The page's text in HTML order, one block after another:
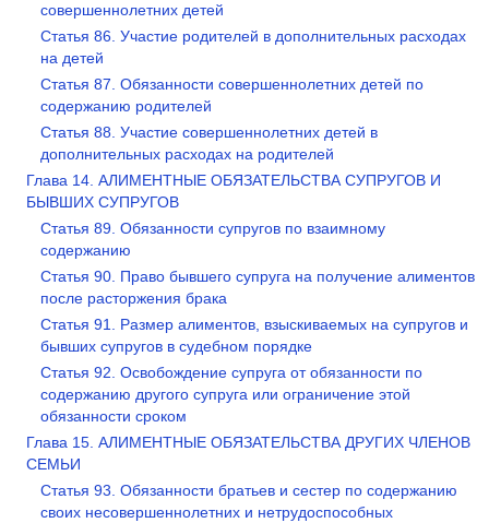
совершеннолетних детей
Статья 86. Участие родителей в дополнительных расходах
на детей
Статья 87. Обязанности совершеннолетних детей по
содержанию родителей
Статья 88. Участие совершеннолетних детей в
дополнительных расходах на родителей
Глава 14. АЛИМЕНТНЫЕ ОБЯЗАТЕЛЬСТВА СУПРУГОВ И
БЫВШИХ СУПРУГОВ
Статья 89. Обязанности супругов по взаимному
содержанию
Статья 90. Право бывшего супруга на получение алиментов
после расторжения брака
Статья 91. Размер алиментов, взыскиваемых на супругов и
бывших супругов в судебном порядке
Статья 92. Освобождение супруга от обязанности по
содержанию другого супруга или ограничение этой
обязанности сроком
Глава 15. АЛИМЕНТНЫЕ ОБЯЗАТЕЛЬСТВА ДРУГИХ ЧЛЕНОВ
СЕМЬИ
Статья 93. Обязанности братьев и сестер по содержанию
своих несовершеннолетних и нетрудоспособных